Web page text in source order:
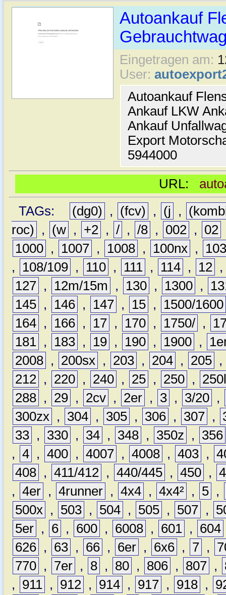
Autoankauf
Eingetragen am:
User:
Autoankauf
Ankauf LKW
Ankauf
Export
5944000
URL:
TAGs:
(dg0) , (fcv) , (j ,
roc)
, (w , +2 , / , /8 , 002 , 02
1000 , 1007 , 1008 , 100nx ,
,
108/109 , 110 , 111 , 114 , 12
127 , 12m/15m , 130 , 1300 ,
145 , 146 , 147 , 15 ,
1500/1600
164 , 166 , 17 , 170 , 1750/ ,
181 , 183 , 19 , 190 , 1900 ,
2008 , 200sx , 203 , 204 , 205 ,
212 , 220 , 240 , 25 , 250 ,
288 , 29 , 2cv , 2er , 3 , 3/20 ,
300zx , 304 , 305 , 306 , 307 ,
33 , 330 , 34 , 348 , 350z ,
356
, 4 , 400 , 4007 , 4008 , 403 ,
408 , 411/412 , 440/445 , 450 ,
, 4er , 4runner , 4x4 , 4x4² , 5 ,
500x , 503 , 504 , 505 , 507 ,
5er , 6 , 600 , 6008 , 601 , 604
626 , 63 , 66 , 6er , 6x6 , 7 ,
770 , 7er , 8 , 80 , 806 , 807 ,
,
911 , 912 , 914 , 917 , 918 ,